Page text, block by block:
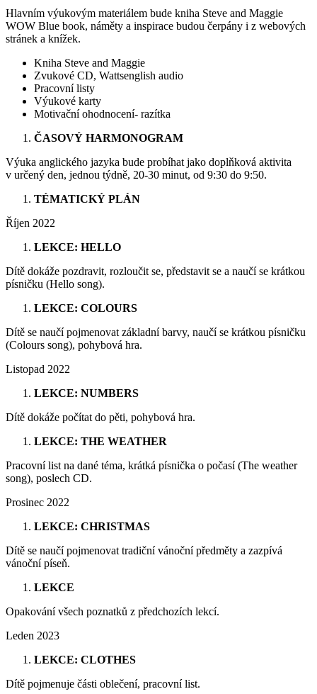
Hlavním výukovým materiálem bude kniha Steve and Maggie
WOW Blue book, náměty a inspirace budou čerpány i z webových
stránek a knížek.
Kniha Steve and Maggie
Zvukové CD, Wattsenglish audio
Pracovní listy
Výukové karty
Motivační ohodnocení- razítka
ČASOVÝ HARMONOGRAM
Výuka anglického jazyka bude probíhat jako doplňková aktivita
v určený den, jednou týdně, 20-30 minut, od 9:30 do 9:50.
TÉMATICKÝ PLÁN
Říjen 2022
LEKCE: HELLO
Dítě dokáže pozdravit, rozloučit se, představit se a naučí se krátkou
písničku (Hello song).
LEKCE: COLOURS
Dítě se naučí pojmenovat základní barvy, naučí se krátkou písničku
(Colours song), pohybová hra.
Listopad 2022
LEKCE: NUMBERS
Dítě dokáže počítat do pěti, pohybová hra.
LEKCE: THE WEATHER
Pracovní list na dané téma, krátká písnička o počasí (The weather
song), poslech CD.
Prosinec 2022
LEKCE: CHRISTMAS
Dítě se naučí pojmenovat tradiční vánoční předměty a zazpívá
vánoční píseň.
LEKCE
Opakování všech poznatků z předchozích lekcí.
Leden 2023
LEKCE: CLOTHES
Dítě pojmenuje části oblečení, pracovní list.